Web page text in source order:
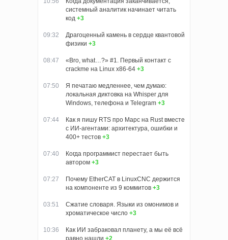
системный аналитик начинает читать
код +3
09:32
Драгоценный камень в сердце квантовой
физики +3
08:47
«Bro, what…?» #1. Первый контакт с
crackme на Linux x86-64 +3
07:50
Я печатаю медленнее, чем думаю:
локальная диктовка на Whisper для
Windows, телефона и Telegram +3
07:44
Как я пишу RTS про Марс на Rust вместе
с ИИ-агентами: архитектура, ошибки и
400+ тестов +3
07:40
Когда программист перестает быть
автором +3
07:27
Почему EtherCAT в LinuxCNC держится
на компоненте из 9 коммитов +3
03:51
Сжатие словаря. Языки из омонимов и
хроматическое число +3
10:36
Как ИИ забраковал планету, а мы её всё
равно нашли +2